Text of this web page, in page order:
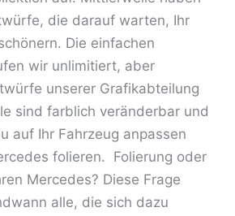
die darauf warten, Ihr
Die einfachen
wir unlimitiert, aber
unserer Grafikabteilung
sind farblich veränderbar und
auf Ihr Fahrzeug anpassen
folieren. Folierung oder
Mercedes? Diese Frage
alle, die sich dazu